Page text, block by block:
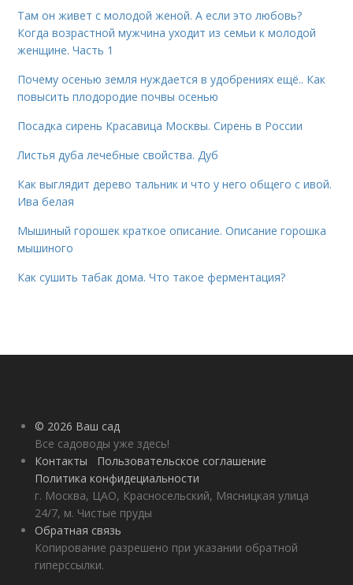
Там он живет с молодой женой. А если это любовь?
Когда возрастной мужчина уходит из семьи к молодой
женщине. Часть 1
Почему осенью земля нуждается в удобрениях ещё.. Как
повысить плодородие почвы осенью
Посадка сирень Красавица Москвы. Сирень в России
Листья дуба лечебные свойства. Дуб
Как выглядит дерево тальник и что у него общего с ивой.
Ива белая
Мышиный горошек краткое описание. Описание горошка
мышиного
Как сушить табак дома. Что такое ферментация?
© 2026 Ваш сад
Все садоводы уже здесь!
Контакты
Пользовательское соглашение
Политика конфидециальности
г. Москва, ЦАО, Красносельский, Мясницкая улица
24/7, м. Чистые пруды
Обратная связь
Копирование разрешено при указании обратной
гиперссылки.